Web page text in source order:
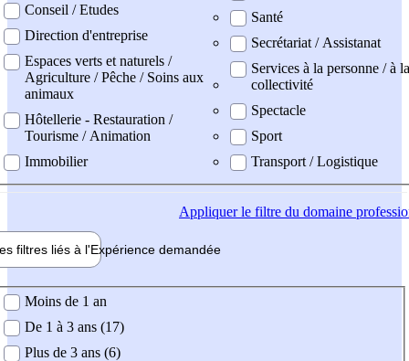
Conseil / Etudes
Direction d'entreprise
Espaces verts et naturels /
Agriculture / Pêche / Soins aux
animaux
Hôtellerie - Restauration /
Tourisme / Animation
Immobilier
Santé
Secrétariat / Assistanat
Services à la personne / à la
collectivité
Spectacle
Sport
Transport / Logistique
Appliquerle filtre du domaine
filtres liés à l'Expérience demandée
demandée
Moins de 1 an
De 1 à 3 ans (17)
Plus de 3 ans (6)